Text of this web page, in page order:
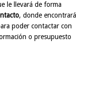
le llevará de forma
, donde encontrará
poder contactar con
o presupuesto